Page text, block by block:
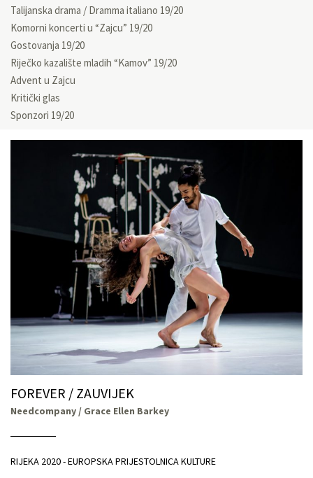
Talijanska drama / Dramma italiano 19/20
Komorni koncerti u “Zajcu” 19/20
Gostovanja 19/20
Riječko kazalište mladih “Kamov” 19/20
Advent u Zajcu
Kritički glas
Sponzori 19/20
FOREVER / ZAUVIJEK
Needcompany / Grace Ellen Barkey
RIJEKA 2020 - EUROPSKA PRIJESTOLNICA KULTURE